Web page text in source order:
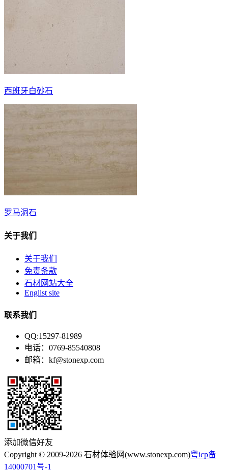
西班牙白砂石
罗马洞石
关于我们
关于我们
免责条款
石材网站大全
Englist site
联系我们
QQ:15297-81989
电话：0769-85540808
邮箱：kf@stonexp.com
添加微信好友
Copyright © 2009-2026 石材体验网(www.stonexp.com)粤icp备
14000701号-1